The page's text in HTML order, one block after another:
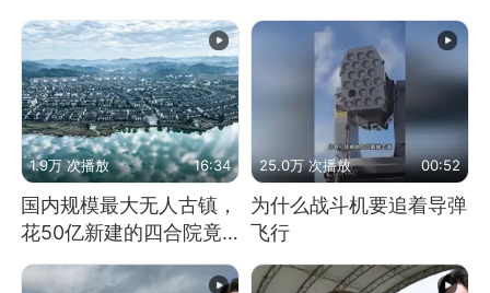
1.9万 次播放 16:34
国内规模最大无人古镇，
花50亿新建的四合院竟
没人住，发生了啥
25.0万 次播放 00:52
为什么战斗机要追着导弹
飞行